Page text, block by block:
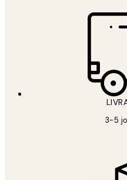
3-5